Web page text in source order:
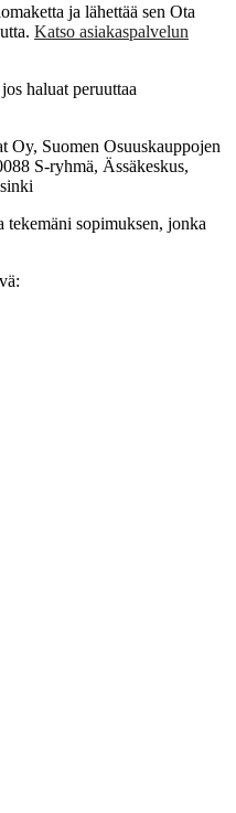
ja lähettää sen Ota
Katso asiakaspalvelun
haluat peruuttaa
Oy, Suomen Osuuskauppojen
S-ryhmä, Ässäkeskus,
tekemäni sopimuksen, jonka